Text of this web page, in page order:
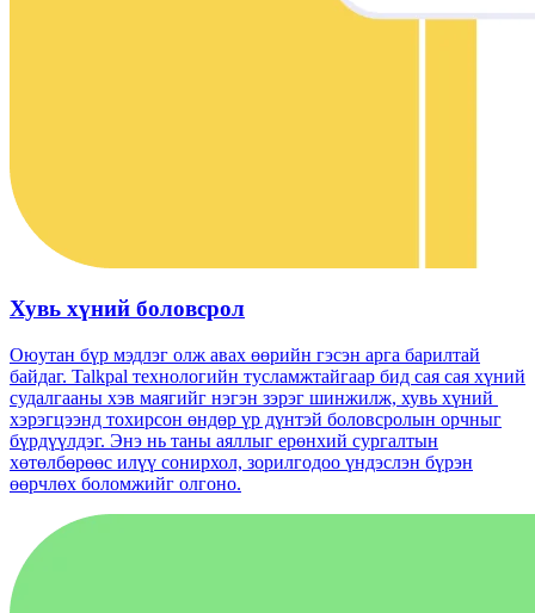
Хувь хүний ​​боловсрол
Оюутан бүр мэдлэг олж авах өөрийн гэсэн арга барилтай
байдаг. Talkpal технологийн тусламжтайгаар бид сая сая хүний
​​судалгааны хэв маягийг нэгэн зэрэг шинжилж, хувь хүний ​​
хэрэгцээнд тохирсон өндөр үр дүнтэй боловсролын орчныг
бүрдүүлдэг. Энэ нь таны аяллыг ерөнхий сургалтын
хөтөлбөрөөс илүү сонирхол, зорилгодоо үндэслэн бүрэн
өөрчлөх боломжийг олгоно.